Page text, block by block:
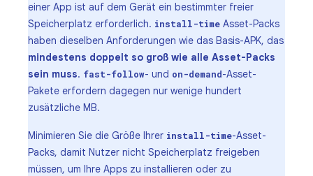
einer App ist auf dem Gerät ein bestimmter freier
Speicherplatz erforderlich. install-time Asset-Packs
haben dieselben Anforderungen wie das Basis-APK, das
mindestens doppelt so groß wie alle Asset-Packs
sein muss. fast-follow- und on-demand-Asset-
Pakete erfordern dagegen nur wenige hundert
zusätzliche MB.
Minimieren Sie die Größe Ihrer install-time-Asset-
Packs, damit Nutzer nicht Speicherplatz freigeben
müssen, um Ihre Apps zu installieren oder zu